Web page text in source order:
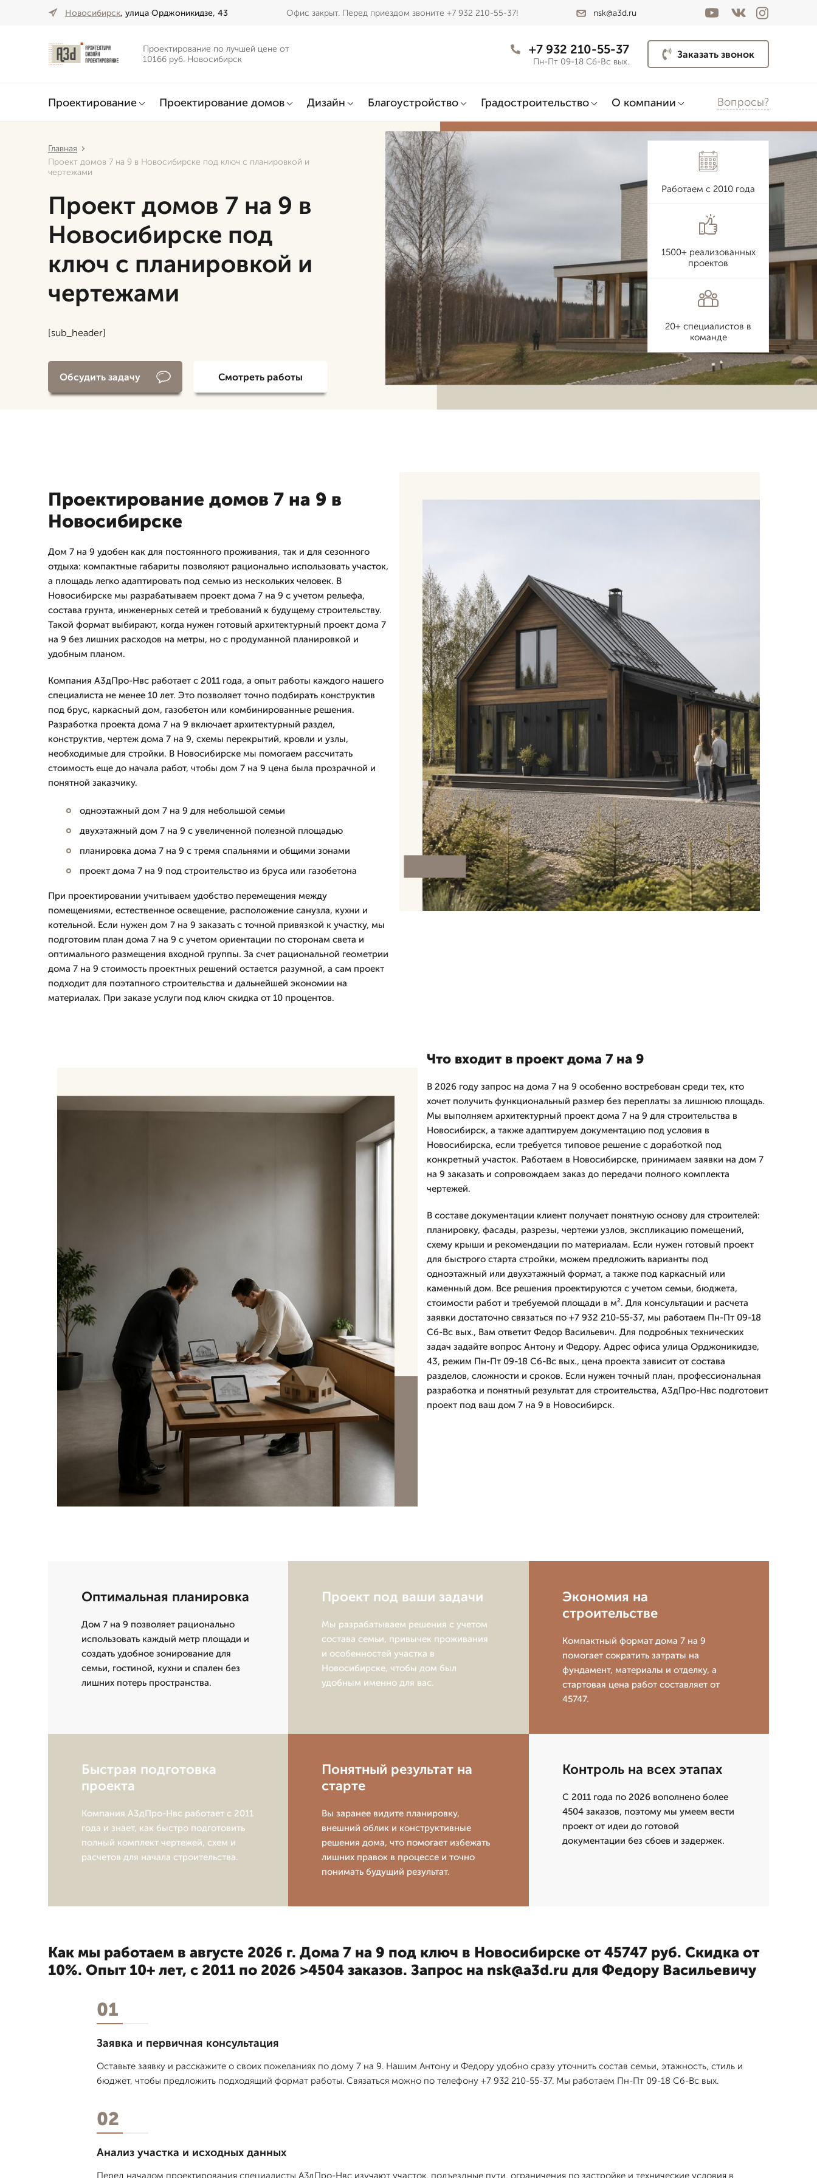
Новосибирск, улица Орджоникидзе, 43 Офис закрыт. Перед приездом звоните +7 932 210-55-37! nsk@a3d.ru
Проектирование по лучшей цене от
10166 руб. Новосибирск
+7 932 210-55-37
Пн-Пт 09-18 Сб-Вс вых.
Заказать звонок
Проектирование Проектирование домов Дизайн Благоустройство Градостроительство О компании Вопросы?
Главная
Проект домов 7 на 9 в Новосибирске под ключ с планировкой и
чертежами
Проект домов 7 на 9 в
Новосибирске под
ключ с планировкой и
чертежами
[sub_header]
Обсудить задачу Смотреть работы
Работаем с 2010 года
1500+ реализованных
проектов
20+ специалистов в
команде
Проектирование домов 7 на 9 в
Новосибирске
Дом 7 на 9 удобен как для постоянного проживания, так и для сезонного
отдыха: компактные габариты позволяют рационально использовать участок,
а площадь легко адаптировать под семью из нескольких человек. В
Новосибирске мы разрабатываем проект дома 7 на 9 с учетом рельефа,
состава грунта, инженерных сетей и требований к будущему строительству.
Такой формат выбирают, когда нужен готовый архитектурный проект дома 7
на 9 без лишних расходов на метры, но с продуманной планировкой и
удобным планом.
Компания А3дПро-Нвс работает с 2011 года, а опыт работы каждого нашего
специалиста не менее 10 лет. Это позволяет точно подбирать конструктив
под брус, каркасный дом, газобетон или комбинированные решения.
Разработка проекта дома 7 на 9 включает архитектурный раздел,
конструктив, чертеж дома 7 на 9, схемы перекрытий, кровли и узлы,
необходимые для стройки. В Новосибирске мы помогаем рассчитать
стоимость еще до начала работ, чтобы дом 7 на 9 цена была прозрачной и
понятной заказчику.
одноэтажный дом 7 на 9 для небольшой семьи
двухэтажный дом 7 на 9 с увеличенной полезной площадью
планировка дома 7 на 9 с тремя спальнями и общими зонами
проект дома 7 на 9 под строительство из бруса или газобетона
При проектировании учитываем удобство перемещения между
помещениями, естественное освещение, расположение санузла, кухни и
котельной. Если нужен дом 7 на 9 заказать с точной привязкой к участку, мы
подготовим план дома 7 на 9 с учетом ориентации по сторонам света и
оптимального размещения входной группы. За счет рациональной геометрии
дома 7 на 9 стоимость проектных решений остается разумной, а сам проект
подходит для поэтапного строительства и дальнейшей экономии на
материалах. При заказе услуги под ключ скидка от 10 процентов.
Что входит в проект дома 7 на 9
В 2026 году запрос на дома 7 на 9 особенно востребован среди тех, кто
хочет получить функциональный размер без переплаты за лишнюю площадь.
Мы выполняем архитектурный проект дома 7 на 9 для строительства в
Новосибирск, а также адаптируем документацию под условия в
Новосибирска, если требуется типовое решение с доработкой под
конкретный участок. Работаем в Новосибирске, принимаем заявки на дом 7
на 9 заказать и сопровождаем заказ до передачи полного комплекта
чертежей.
В составе документации клиент получает понятную основу для строителей:
планировку, фасады, разрезы, чертежи узлов, экспликацию помещений,
схему крыши и рекомендации по материалам. Если нужен готовый проект
для быстрого старта стройки, можем предложить варианты под
одноэтажный или двухэтажный формат, а также под каркасный или
каменный дом. Все решения проектируются с учетом семьи, бюджета,
стоимости работ и требуемой площади в м². Для консультации и расчета
заявки достаточно связаться по +7 932 210-55-37, мы работаем Пн-Пт 09-18
Сб-Вс вых., Вам ответит Федор Васильевич. Для подробных технических
задач задайте вопрос Антону и Федору. Адрес офиса улица Орджоникидзе,
43, режим Пн-Пт 09-18 Сб-Вс вых., цена проекта зависит от состава
разделов, сложности и сроков. Если нужен точный план, профессиональная
разработка и понятный результат для строительства, А3дПро-Нвс подготовит
проект под ваш дом 7 на 9 в Новосибирск.
Оптимальная планировка
Дом 7 на 9 позволяет рационально
использовать каждый метр площади и
создать удобное зонирование для
семьи, гостиной, кухни и спален без
лишних потерь пространства.
Проект под ваши задачи
Мы разрабатываем решения с учетом
состава семьи, привычек проживания
и особенностей участка в
Новосибирске, чтобы дом был
удобным именно для вас.
Экономия на
строительстве
Компактный формат дома 7 на 9
помогает сократить затраты на
фундамент, материалы и отделку, а
стартовая цена работ составляет от
45747.
Быстрая подготовка
проекта
Компания А3дПро-Нвс работает с 2011
года и знает, как быстро подготовить
полный комплект чертежей, схем и
расчетов для начала строительства.
Понятный результат на
старте
Вы заранее видите планировку,
внешний облик и конструктивные
решения дома, что помогает избежать
лишних правок в процессе и точно
понимать будущий результат.
Контроль на всех этапах
С 2011 года по 2026 вополнено более
4504 заказов, поэтому мы умеем вести
проект от идеи до готовой
документации без сбоев и задержек.
Как мы работаем в августе 2026 г. Дома 7 на 9 под ключ в Новосибирске от 45747 руб. Скидка от
10%. Опыт 10+ лет, с 2011 по 2026 >4504 заказов. Запрос на nsk@a3d.ru для Федору Васильевичу
01
Заявка и первичная консультация
Оставьте заявку и расскажите о своих пожеланиях по дому 7 на 9. Нашим Антону и Федору удобно сразу уточнить состав семьи, этажность, стиль и
бюджет, чтобы предложить подходящий формат работы. Связаться можно по телефону +7 932 210-55-37. Мы работаем Пн-Пт 09-18 Сб-Вс вых.
02
Анализ участка и исходных данных
Перед началом проектирования специалисты А3дПро-Нвс изучают участок, подъездные пути, ограничения по застройке и технические условия в